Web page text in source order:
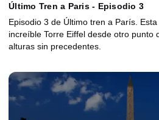
Último Tren a Paris - Episodio 3
Episodio 3 de Último tren a París.
increíble Torre Eiffel desde otro punto
alturas sin precedentes.